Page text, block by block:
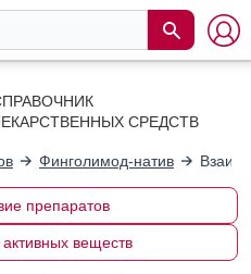
СРЕДСТВ
Финголимод-натив
препаратов
веществ